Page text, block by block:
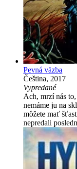
Pevná väzba
Čeština, 2017
Vypredané
Ach, mrzí nás
nemáme ju na
môžete mať
nepredali